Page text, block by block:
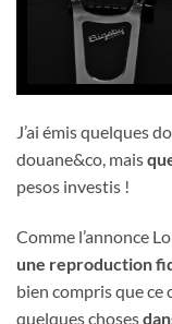
J’ai émis quelques
douane&co, mais
pesos investis !
Comme l’annonce
une reproduction
bien compris que ce
quelques choses